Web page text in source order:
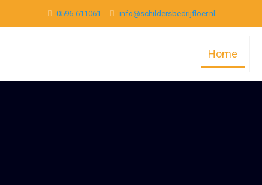
0596-611061 info@schildersbedrijfloer.nl
Home